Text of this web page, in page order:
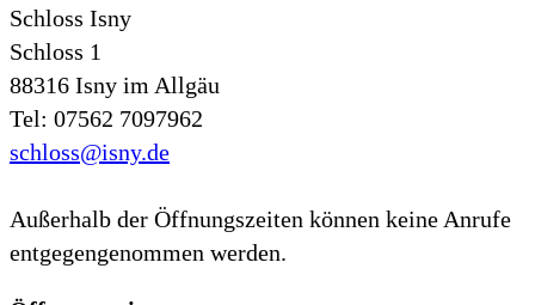
Schloss Isny
Schloss 1
88316 Isny im Allgäu
Tel: 07562 7097962
schloss@isny.de
Außerhalb der Öffnungszeiten können keine Anrufe
entgegengenommen werden.